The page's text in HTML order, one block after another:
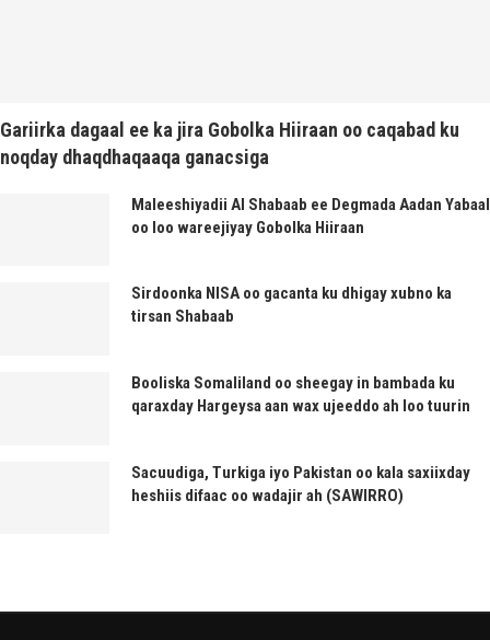
Gariirka dagaal ee ka jira Gobolka Hiiraan oo caqabad ku
noqday dhaqdhaqaaqa ganacsiga
Maleeshiyadii Al Shabaab ee Degmada Aadan Yabaal
oo loo wareejiyay Gobolka Hiiraan
Sirdoonka NISA oo gacanta ku dhigay xubno ka
tirsan Shabaab
Booliska Somaliland oo sheegay in bambada ku
qaraxday Hargeysa aan wax ujeeddo ah loo tuurin
Sacuudiga, Turkiga iyo Pakistan oo kala saxiixday
heshiis difaac oo wadajir ah (SAWIRRO)